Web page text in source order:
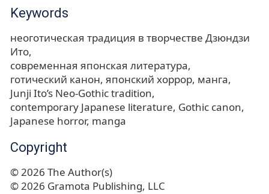
Keywords
неоготическая традиция в творчестве Дзюндзи
Ито
современная японская литература
готический канон японский хоррор манга
Junji Ito’s Neo-Gothic tradition
contemporary Japanese literature Gothic canon
Japanese horror manga
Copyright
© 2026 The Author(s)
© 2026 Gramota Publishing, LLC